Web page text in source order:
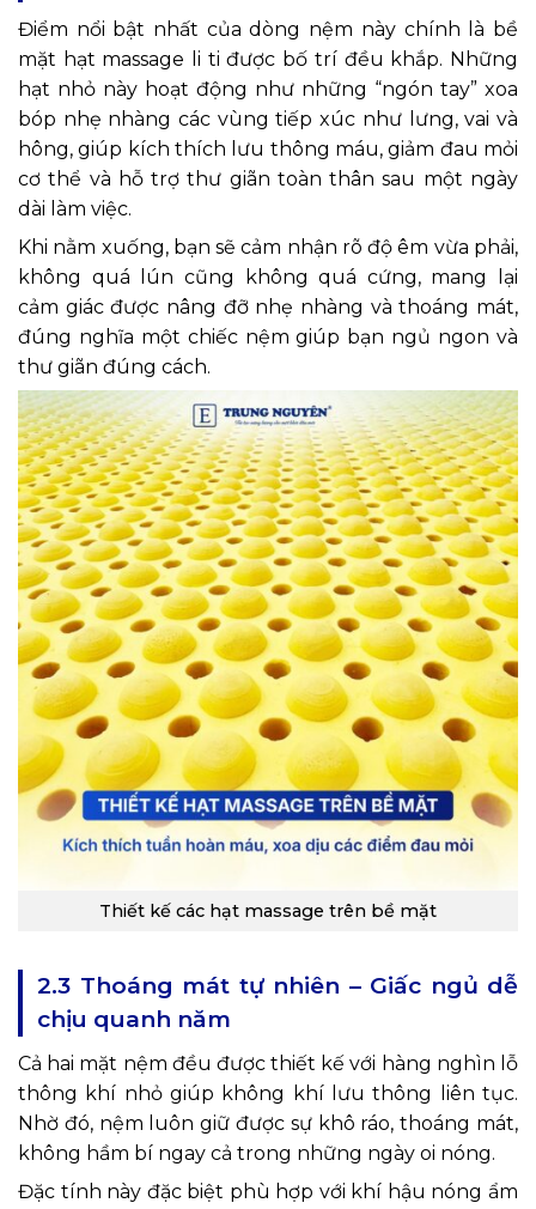
Điểm nổi bật nhất của dòng nệm này chính là bề
mặt hạt massage li ti được bố trí đều khắp. Những
hạt nhỏ này hoạt động như những “ngón tay” xoa
bóp nhẹ nhàng các vùng tiếp xúc như lưng, vai và
hông, giúp kích thích lưu thông máu, giảm đau mỏi
cơ thể và hỗ trợ thư giãn toàn thân sau một ngày
dài làm việc.
Khi nằm xuống, bạn sẽ cảm nhận rõ độ êm vừa phải,
không quá lún cũng không quá cứng, mang lại
cảm giác được nâng đỡ nhẹ nhàng và thoáng mát,
đúng nghĩa một chiếc nệm giúp bạn ngủ ngon và
thư giãn đúng cách.
Thiết kế các hạt massage trên bề mặt
2.3 Thoáng mát tự nhiên – Giấc ngủ dễ
chịu quanh năm
Cả hai mặt nệm đều được thiết kế với hàng nghìn lỗ
thông khí nhỏ giúp không khí lưu thông liên tục.
Nhờ đó, nệm luôn giữ được sự khô ráo, thoáng mát,
không hầm bí ngay cả trong những ngày oi nóng.
Đặc tính này đặc biệt phù hợp với khí hậu nóng ẩm